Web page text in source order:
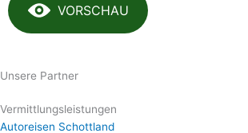
VORSCHAU
Unsere Partner
Vermittlungsleistungen
Autoreisen Schottland